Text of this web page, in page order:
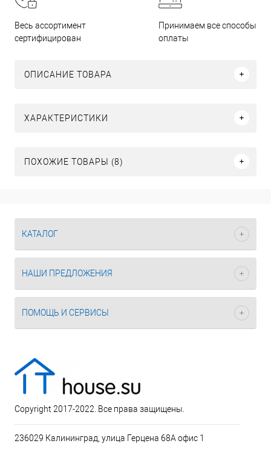
Весь ассортимент
сертифицирован
Принимаем все способы
оплаты
ОПИСАНИЕ ТОВАРА
ХАРАКТЕРИСТИКИ
ПОХОЖИЕ ТОВАРЫ (8)
КАТАЛОГ
НАШИ ПРЕДЛОЖЕНИЯ
ПОМОЩЬ И СЕРВИСЫ
Copyright 2017-2022. Все права защищены.
236029 Калининград, улица Герцена 68А офис 1